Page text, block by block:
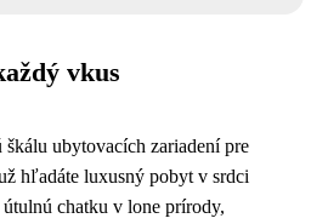
vkus
ubytovacích zariadení pre
hľadáte luxusný pobyt v srdci
chatku v lone prírody,